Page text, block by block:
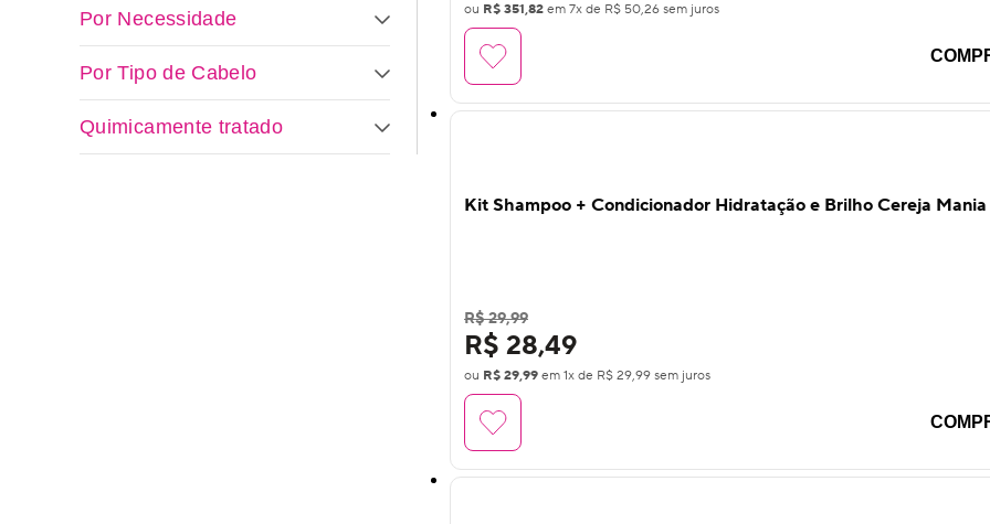
Por Necessidade
Por Tipo de Cabelo
Quimicamente tratado
ou R$ 351,82 em 7x de R$ 50,26 sem juros
Kit Shampoo + Condicionador Hidratação e Brilho Cereja
R$ 29,99
R$ 28,49
ou R$ 29,99 em 1x de R$ 29,99 sem juros